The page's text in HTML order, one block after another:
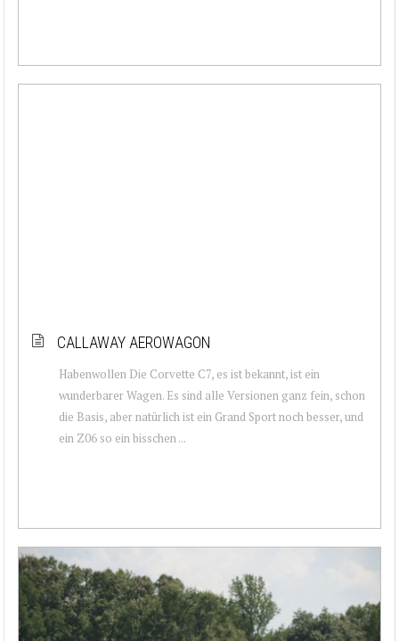
CALLAWAY AEROWAGON
Habenwollen Die Corvette C7, es ist bekannt, ist ein
wunderbarer Wagen. Es sind alle Versionen ganz fein, schon
die Basis, aber natürlich ist ein Grand Sport noch besser, und
ein Z06 so ein bisschen ...